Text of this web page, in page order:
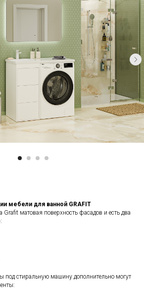
мебели для ванной GRAFIT
матовая поверхность фасадов и есть два
под стиральную машину дополнительно могут